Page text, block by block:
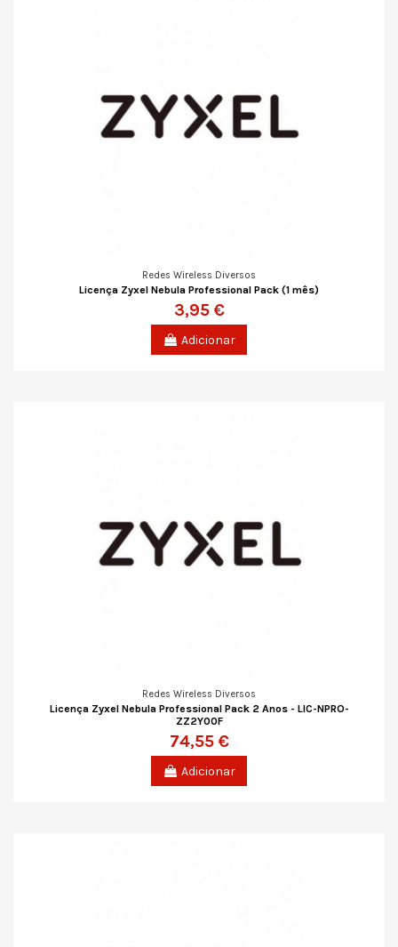
Redes Wireless Diversos
Licença Zyxel Nebula Professional Pack (1 mês)
3,95 €
Adicionar
Redes Wireless Diversos
Licença Zyxel Nebula Professional Pack 2 Anos - LIC-NPRO-
ZZ2Y00F
74,55 €
Adicionar